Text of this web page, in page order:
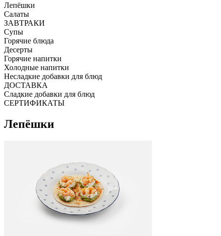
Лепёшки
Салаты
ЗАВТРАКИ
Супы
Горячие блюда
Десерты
Горячие напитки
Холодные напитки
Несладкие добавки для блюд
ДОСТАВКА
Сладкие добавки для блюд
СЕРТИФИКАТЫ
Лепёшки